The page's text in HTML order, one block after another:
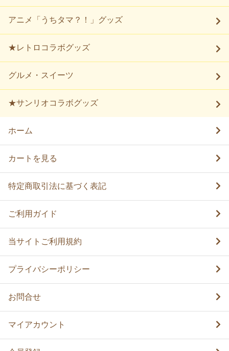
アニメ「うちタマ？！」グッズ
★レトロコラボグッズ
グルメ・スイーツ
★サンリオコラボグッズ
ホーム
カートを見る
特定商取引法に基づく表記
ご利用ガイド
当サイトご利用規約
プライバシーポリシー
お問合せ
マイアカウント